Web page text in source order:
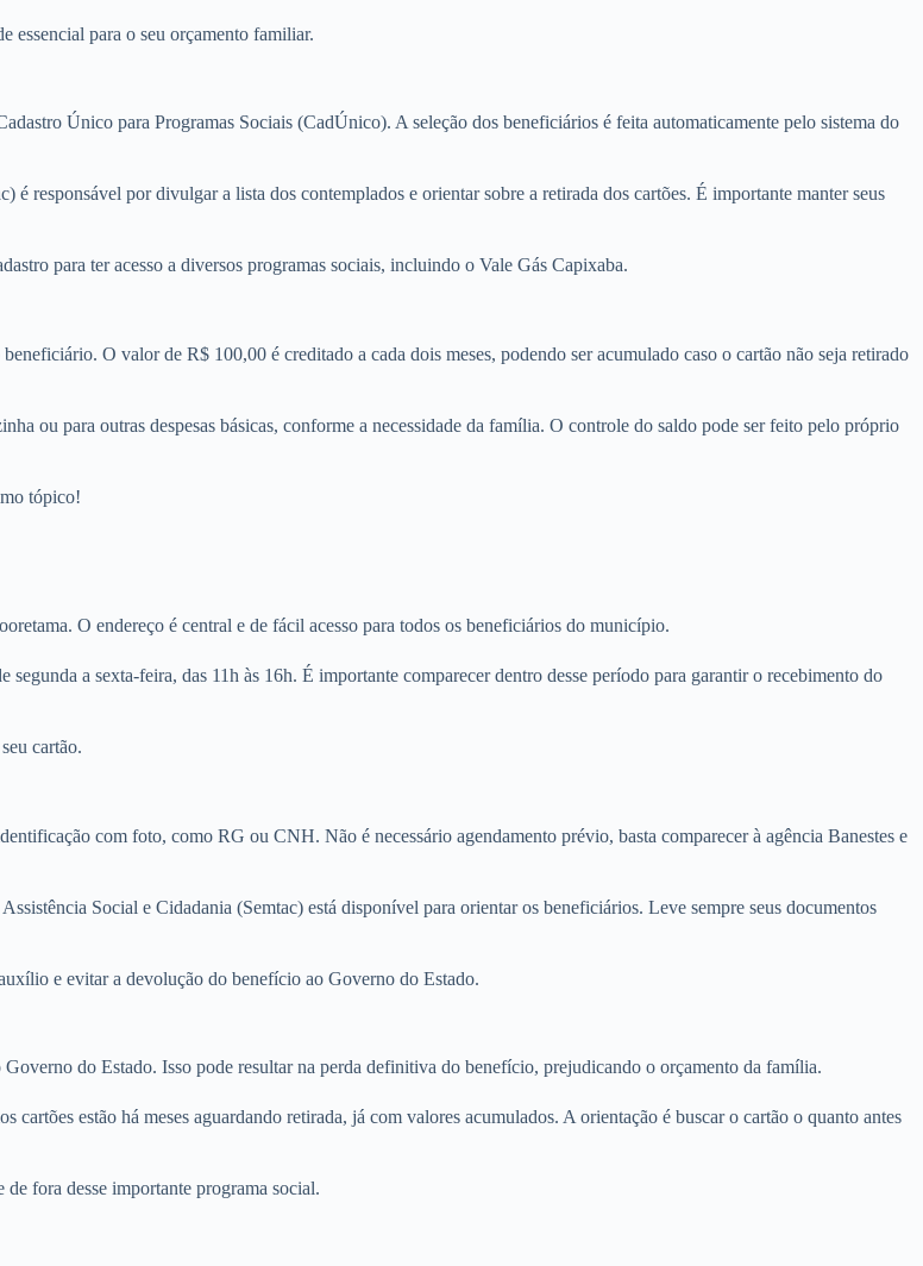
essencial para o seu orçamento familiar.
Único para Programas Sociais (CadÚnico). A seleção dos beneficiários é feita automaticamente pelo sistema do
responsável por divulgar a lista dos contemplados e orientar sobre a retirada dos cartões. É importante manter seus
para ter acesso a diversos programas sociais, incluindo o Vale Gás Capixaba.
O valor de R$ 100,00 é creditado a cada dois meses, podendo ser acumulado caso o cartão não seja retirado
ou para outras despesas básicas, conforme a necessidade da família. O controle do saldo pode ser feito pelo próprio
tópico!
O endereço é central e de fácil acesso para todos os beneficiários do município.
a sexta-feira, das 11h às 16h. É importante comparecer dentro desse período para garantir o recebimento do
cartão.
com foto, como RG ou CNH. Não é necessário agendamento prévio, basta comparecer à agência Banestes e
Social e Cidadania (Semtac) está disponível para orientar os beneficiários. Leve sempre seus documentos
e evitar a devolução do benefício ao Governo do Estado.
do Estado. Isso pode resultar na perda definitiva do benefício, prejudicando o orçamento da família.
estão há meses aguardando retirada, já com valores acumulados. A orientação é buscar o cartão o quanto antes
fora desse importante programa social.